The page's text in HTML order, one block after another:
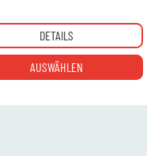
DETAILS
AUSWÄHLEN